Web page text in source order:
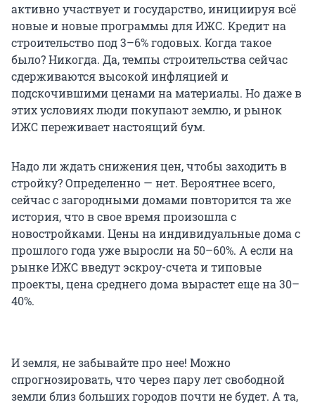
активно участвует и государство, инициируя всё
новые и новые программы для ИЖС. Кредит на
строительство под 3–6% годовых. Когда такое
было? Никогда. Да, темпы строительства сейчас
сдерживаются высокой инфляцией и
подскочившими ценами на материалы. Но даже в
этих условиях люди покупают землю, и рынок
ИЖС переживает настоящий бум.
Надо ли ждать снижения цен, чтобы заходить в
стройку? Определенно — нет. Вероятнее всего,
сейчас с загородными домами повторится та же
история, что в свое время произошла с
новостройками. Цены на индивидуальные дома с
прошлого года уже выросли на 50–60%. А если на
рынке ИЖС введут эскроу-счета и типовые
проекты, цена среднего дома вырастет еще на 30–
40%.
И земля, не забывайте про нее! Можно
спрогнозировать, что через пару лет свободной
земли близ больших городов почти не будет. А та,